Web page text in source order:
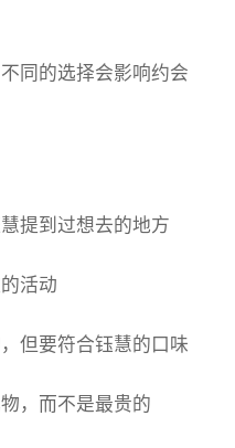
同的选择会影响约会
提到过想去的地方
活动
但要符合钰慧的口味
，而不是最贵的